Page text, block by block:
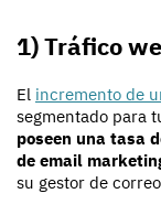
1) Tráfico
El incremento de
segmentado para
poseen una tasa
de email
su gestor de